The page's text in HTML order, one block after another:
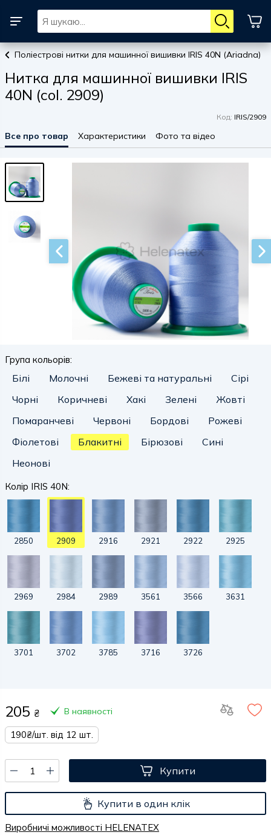
Поліестрові нитки для машинної вишивки IRIS 40N (Ariadna)
Нитка для машинної вишивки IRIS
40N (col. 2909)
Код: IRIS/2909
Все про товар Характеристики Фото та відео
Група кольорів:
Білі Молочні Бежеві та натуральні
Сірі
Чорні
Коричневі Хакі Зелені
Жовті
Помаранчеві
Червоні Бордові
Рожеві
Фіолетові
Блакитні Бірюзові
Сині
Неонові
Колір IRIS 40N:
2850 2909 2916 2921 2922 2925
2969 2984 2989 3561 3566 3631
3701 3702 3785 3716 3726
205 ₴ В наявності
190₴/шт. від 12 шт.
Купити
Купити в один клік
Виробничі можливості HELENATEX